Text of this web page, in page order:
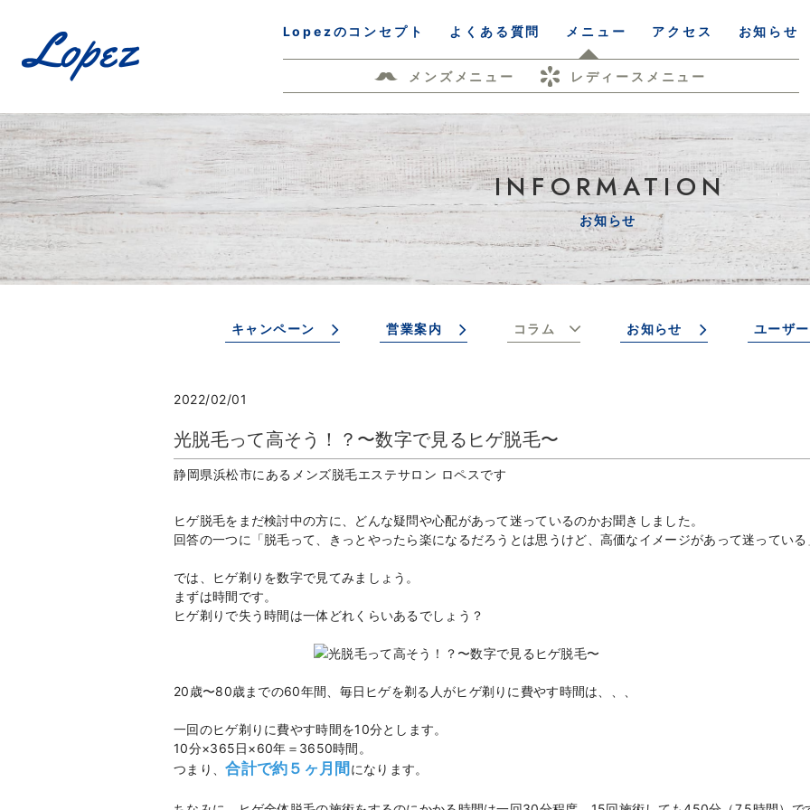
Lopezのコンセプト よくある質問 メニュー
メンズメニュー レディースメニュー
アクセス お知らせ
INFORMATION
お知らせ
キャンペーン 営業案内 コラム お知らせ ユーザ
2022/02/01
光脱毛って高そう！？〜数字で見るヒゲ脱毛〜
静岡県浜松市にあるメンズ脱毛エステサロン ロペスです
ヒゲ脱毛をまだ検討中の方に、どんな疑問や心配があって迷っているのかお聞きしました。
回答の一つに「脱毛って、きっとやったら楽になるだろうとは思うけど、高価なイメージがあって迷っている
では、ヒゲ剃りを数字で見てみましょう。
まずは時間です。
ヒゲ剃りで失う時間は一体どれくらいあるでしょう？
20歳〜80歳までの60年間、毎日ヒゲを剃る人がヒゲ剃りに費やす時間は、、、
一回のヒゲ剃りに費やす時間を10分とします。
10分×365日×60年＝3650時間。
つまり、合計で約５ヶ月間 になります。